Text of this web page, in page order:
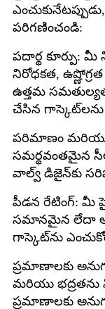
పరిగణించండి:
పదార్థ కూర్పు: మీ
నిరోధకత,
ఉత్తమ
చేసిన గాస్కెట్‌లను
పరిమాణం
సమర్థవంతమైన
వాల్వ్ డిజైన్‌కు
పీడన రేటింగ్: మీ
సమానమైన లేదా
గాస్కెట్‌ను
ప్రమాణాలకు
మరియు భద్రతను
ప్రమాణాలకు